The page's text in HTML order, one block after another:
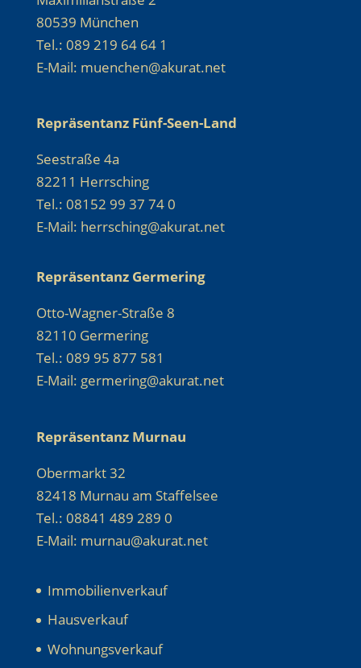
80539 München
Tel.: 089 219 64 64 1
E-Mail: muenchen@akurat.net
Repräsentanz Fünf-Seen-Land
Seestraße 4a
82211 Herrsching
Tel.: 08152 99 37 74 0
E-Mail: herrsching@akurat.net
Repräsentanz Germering
Otto-Wagner-Straße 8
82110 Germering
Tel.: 089 95 877 581
E-Mail: germering@akurat.net
Repräsentanz Murnau
Obermarkt 32
82418 Murnau am Staffelsee
Tel.: 08841 489 289 0
E-Mail: murnau@akurat.net
Immobilienverkauf
Hausverkauf
Wohnungsverkauf